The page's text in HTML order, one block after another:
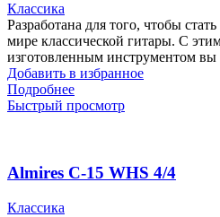
Классика
Разработана для того, чтобы
мире классической гитары. С
изготовленным инструментом вы
Добавить в избранное
Подробнее
Быстрый просмотр
Almires C-15 WHS 4/4
Классика